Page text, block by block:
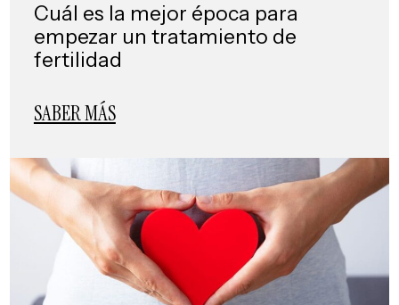
Cuál es la mejor época para
empezar un tratamiento de
fertilidad
SABER MÁS